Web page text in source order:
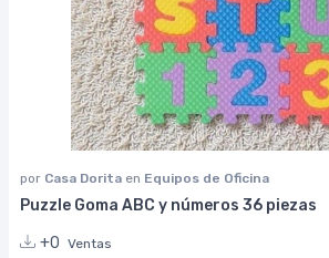
por Casa Dorita en Equipos de Oficina
Puzzle Goma ABC y números 36 piezas
+0 Ventas